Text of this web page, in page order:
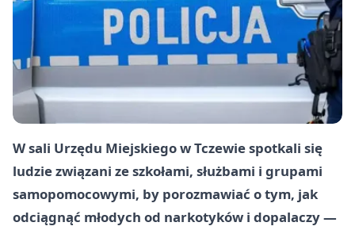
W sali Urzędu Miejskiego w Tczewie spotkali się
ludzie związani ze szkołami, służbami i grupami
samopomocowymi, by porozmawiać o tym, jak
odciągnąć młodych od narkotyków i dopalaczy —